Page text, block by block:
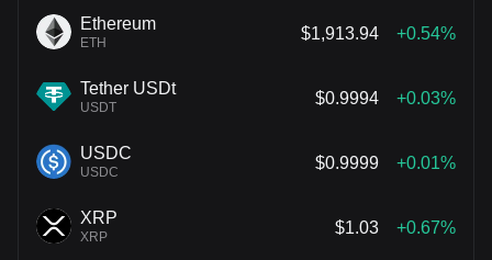
Ethereum
ETH
$1,913.94 +0.54%
Tether USDt
USDT
$0.9994 +0.03%
USDC
USDC
$0.9999 +0.01%
XRP
XRP
$1.03 +0.67%